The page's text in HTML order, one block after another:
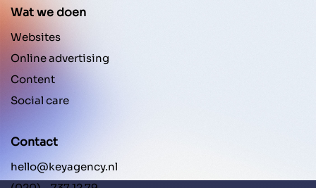
Wat we doen
Websites
Online advertising
Content
Social care
Contact
hello@keyagency.nl